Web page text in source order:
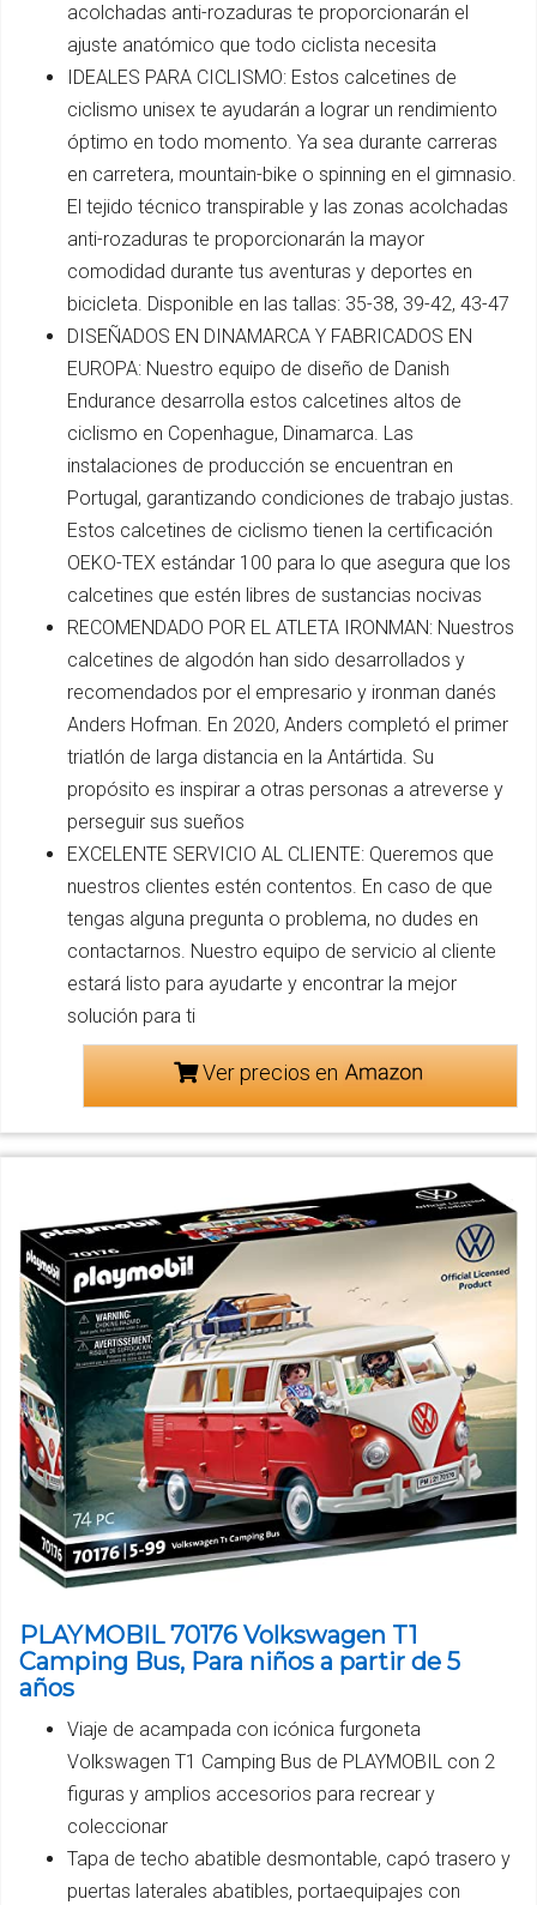
acolchadas anti-rozaduras te proporcionarán el
ajuste anatómico que todo ciclista necesita
IDEALES PARA CICLISMO: Estos calcetines de
ciclismo unisex te ayudarán a lograr un rendimiento
óptimo en todo momento. Ya sea durante carreras
en carretera, mountain-bike o spinning en el gimnasio.
El tejido técnico transpirable y las zonas acolchadas
anti-rozaduras te proporcionarán la mayor
comodidad durante tus aventuras y deportes en
bicicleta. Disponible en las tallas: 35-38, 39-42, 43-47
DISEÑADOS EN DINAMARCA Y FABRICADOS EN
EUROPA: Nuestro equipo de diseño de Danish
Endurance desarrolla estos calcetines altos de
ciclismo en Copenhague, Dinamarca. Las
instalaciones de producción se encuentran en
Portugal, garantizando condiciones de trabajo justas.
Estos calcetines de ciclismo tienen la certificación
OEKO-TEX estándar 100 para lo que asegura que los
calcetines que estén libres de sustancias nocivas
RECOMENDADO POR EL ATLETA IRONMAN: Nuestros
calcetines de algodón han sido desarrollados y
recomendados por el empresario y ironman danés
Anders Hofman. En 2020, Anders completó el primer
triatlón de larga distancia en la Antártida. Su
propósito es inspirar a otras personas a atreverse y
perseguir sus sueños
EXCELENTE SERVICIO AL CLIENTE: Queremos que
nuestros clientes estén contentos. En caso de que
tengas alguna pregunta o problema, no dudes en
contactarnos. Nuestro equipo de servicio al cliente
estará listo para ayudarte y encontrar la mejor
solución para ti
Ver precios en
PLAYMOBIL 70176 Volkswagen T1
Camping Bus, Para niños a partir de 5
años
Viaje de acampada con icónica furgoneta
Volkswagen T1 Camping Bus de PLAYMOBIL con 2
figuras y amplios accesorios para recrear y
coleccionar
Tapa de techo abatible desmontable, capó trasero y
puertas laterales abatibles, portaequipajes con